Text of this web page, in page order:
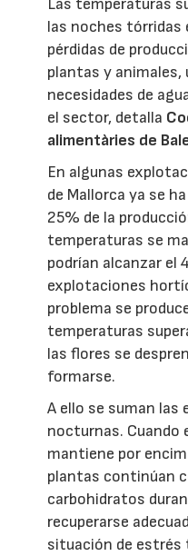
Las temperaturas
las noches tórridas
pérdidas de
plantas y animales,
necesidades de
el sector, detalla
alimentàries de
En algunas
de Mallorca ya se
25% de la
temperaturas se
podrían alcanzar el
explotaciones
problema se
temperaturas
las flores se
formarse.
A ello se suman las
nocturnas. Cuando
mantiene por
plantas continúan
carbohidratos
recuperarse
situación de estrés